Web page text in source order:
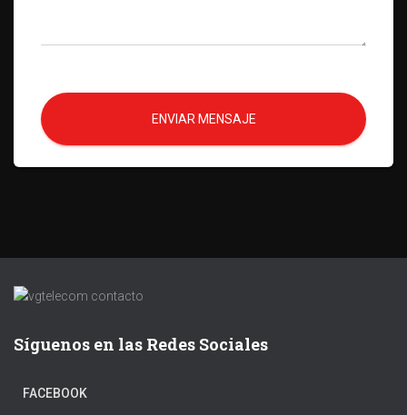
ENVIAR MENSAJE
Síguenos en las Redes Sociales
FACEBOOK